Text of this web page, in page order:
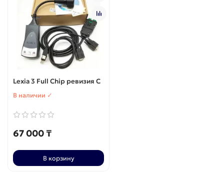
Lexia 3 Full Chip ревизия С
В наличии ✓
67 000 ₸
В корзину